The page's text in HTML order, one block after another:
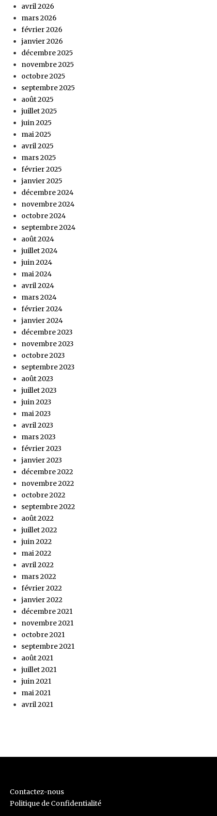
avril 2026
mars 2026
février 2026
janvier 2026
décembre 2025
novembre 2025
octobre 2025
septembre 2025
août 2025
juillet 2025
juin 2025
mai 2025
avril 2025
mars 2025
février 2025
janvier 2025
décembre 2024
novembre 2024
octobre 2024
septembre 2024
août 2024
juillet 2024
juin 2024
mai 2024
avril 2024
mars 2024
février 2024
janvier 2024
décembre 2023
novembre 2023
octobre 2023
septembre 2023
août 2023
juillet 2023
juin 2023
mai 2023
avril 2023
mars 2023
février 2023
janvier 2023
décembre 2022
novembre 2022
octobre 2022
septembre 2022
août 2022
juillet 2022
juin 2022
mai 2022
avril 2022
mars 2022
février 2022
janvier 2022
décembre 2021
novembre 2021
octobre 2021
septembre 2021
août 2021
juillet 2021
juin 2021
mai 2021
avril 2021
Contactez-nous
Politique de Confidentialité